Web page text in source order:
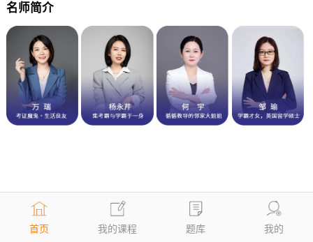
首页 我的课程 题库 我的
名师简介